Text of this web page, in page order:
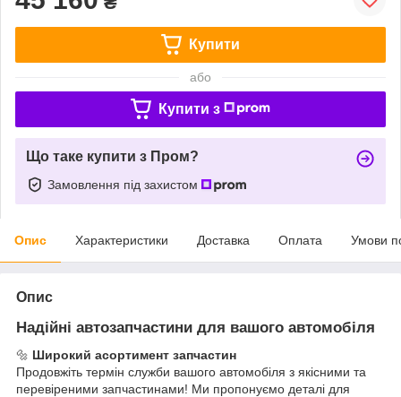
Купити
або
Купити з
Що таке купити з Пром?
Замовлення під захистом
Опис Характеристики Доставка Оплата Умови
Опис
Надійні автозапчастини для вашого автомобіля
🔩 Широкий асортимент запчастин
Продовжіть термін служби вашого автомобіля з якісними та
перевіреними запчастинами! Ми пропонуємо деталі для